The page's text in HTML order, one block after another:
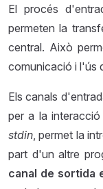
El procés
permeten la
central. Això
comunicació i l'ús
Els canals
per a la
stdin, permet la
part d'un altre
canal de sortida